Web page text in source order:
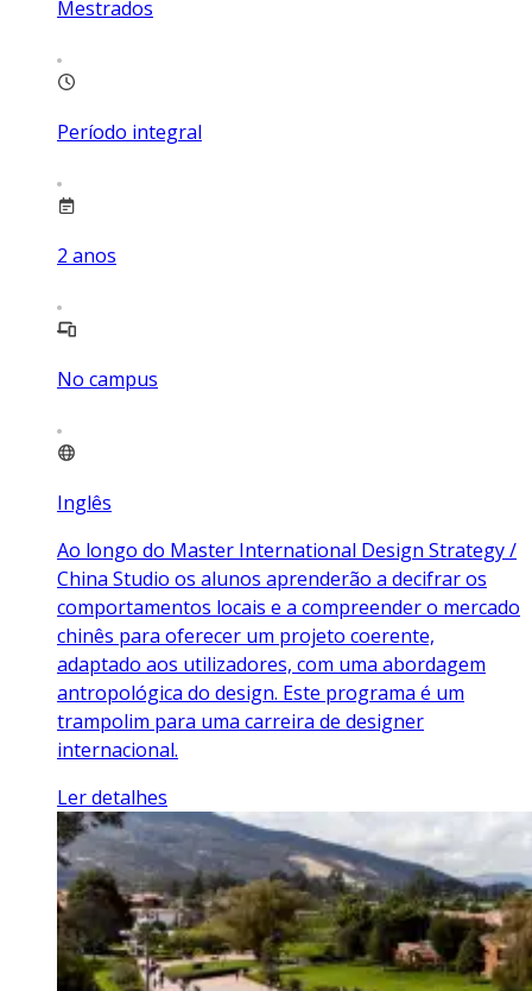
Mestrados
Período integral
2 anos
No campus
Inglês
Ao longo do Master International Design Strategy /
China Studio os alunos aprenderão a decifrar os
comportamentos locais e a compreender o mercado
chinês para oferecer um projeto coerente,
adaptado aos utilizadores, com uma abordagem
antropológica do design. Este programa é um
trampolim para uma carreira de designer
internacional.
Ler detalhes